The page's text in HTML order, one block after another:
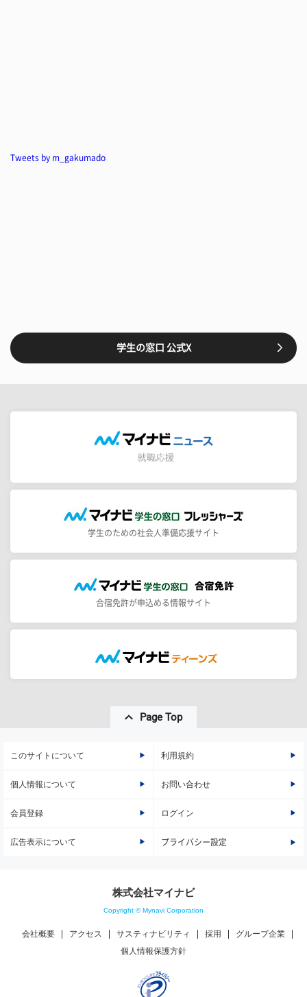
Tweets by m_gakumado
学生の窓口 公式X
学生のための社会人準備応援サイト
合宿免許が申込める情報サイト
Page Top
このサイトについて 利用規約
個人情報について お問い合わせ
会員登録 ログイン
広告表示について プライバシー設定
株式会社マイナビ
Copyright © Mynavi Corporation
会社概要 アクセス サスティナビリティ 採用
グループ企業
個人情報保護方針